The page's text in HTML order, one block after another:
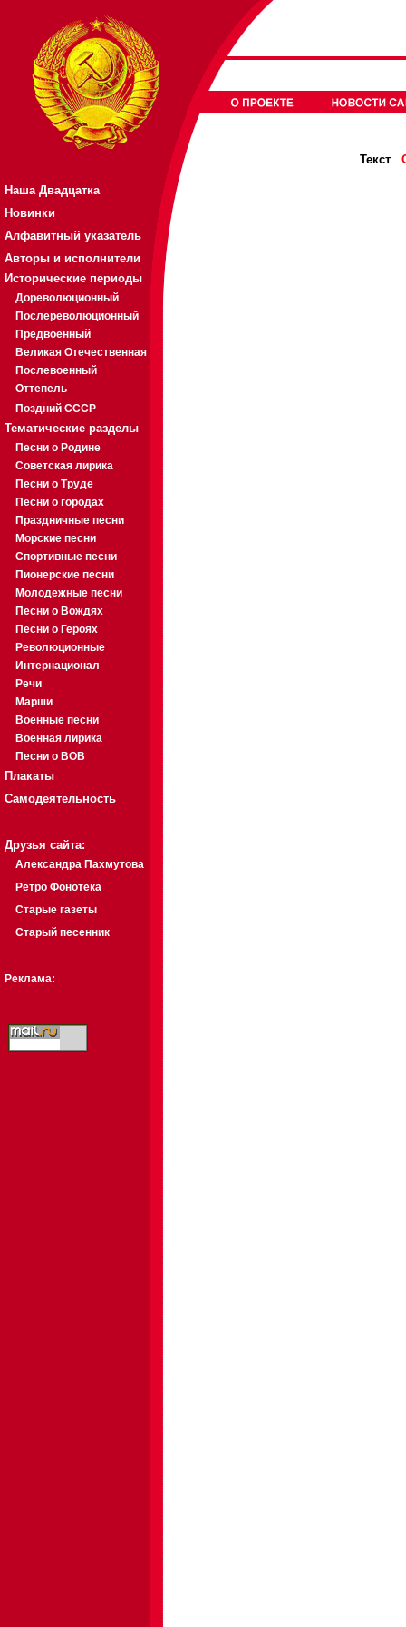
Наша Двадцатка
Новинки
Алфавитный указатель
Авторы и исполнители
Исторические периоды
Дореволюционный
Послереволюционный
Предвоенный
Великая Отечественная
Послевоенный
Оттепель
Поздний СССР
Тематические разделы
Песни о Родине
Советская лирика
Песни о Труде
Песни о городах
Праздничные песни
Морские песни
Спортивные песни
Пионерские песни
Молодежные песни
Песни о Вождях
Песни о Героях
Революционные
Интернационал
Речи
Марши
Военные песни
Военная лирика
Песни о ВОВ
Плакаты
Самодеятельность
Друзья сайта:
Александра Пахмутова
Ретро Фонотека
Старые газеты
Старый песенник
Реклама:
Текст